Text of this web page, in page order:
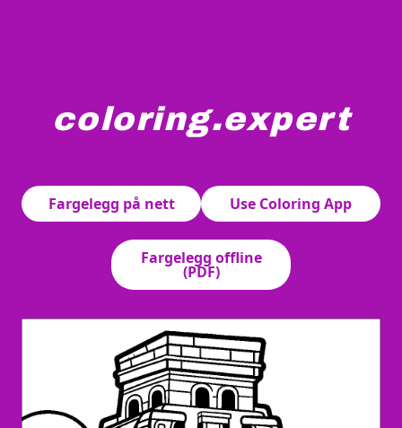
coloring.expert
Fargelegg på nett
Use Coloring App
Fargelegg offline
(PDF)